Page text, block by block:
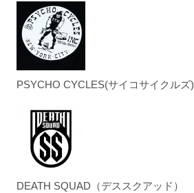
PSYCHO CYCLES(サイコサイクルズ)
DEATH SQUAD（デススクアッド）